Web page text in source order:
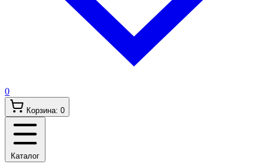
0
Корзина: 0
Каталог